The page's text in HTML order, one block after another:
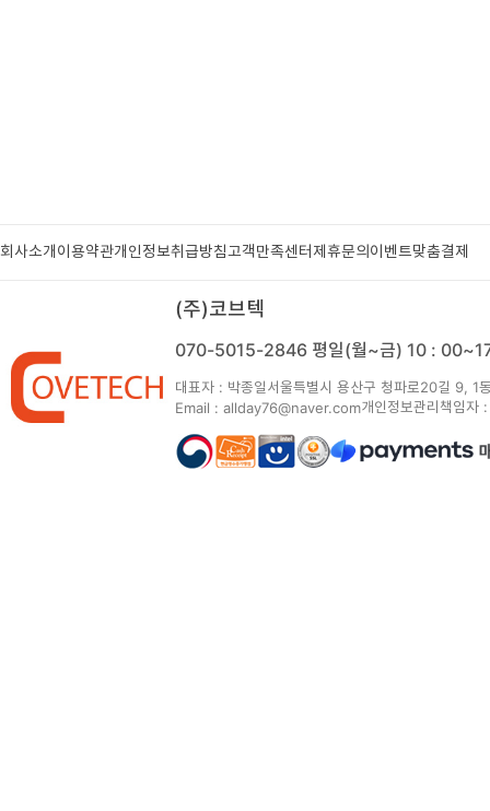
회사소개이용약관개인정보취급방침고객만족센터제휴문의이벤트맞춤결제
(주)코브텍
070-5015-2846 평일(월~금) 10 :
대표자 : 박종일서울특별시 용산구 청파로20길 9, 1
Email : allday76@naver.com개인정보관리책임자